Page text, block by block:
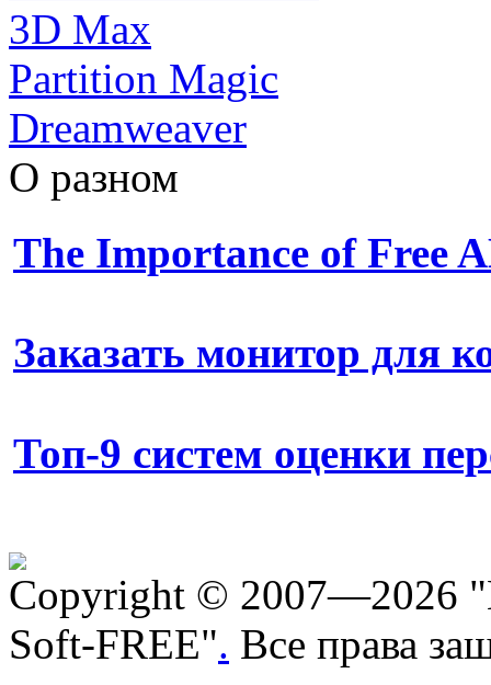
3D Max
Partition Magic
Dreamweaver
О разном
The Importance of Free
Заказать монитор для
Топ-9 систем оценки
Copyright © 2007—2026
Soft-FREE". Все права